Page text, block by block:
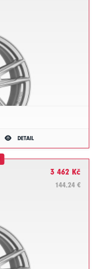
DETAIL
3 462 Kč
144.24 €